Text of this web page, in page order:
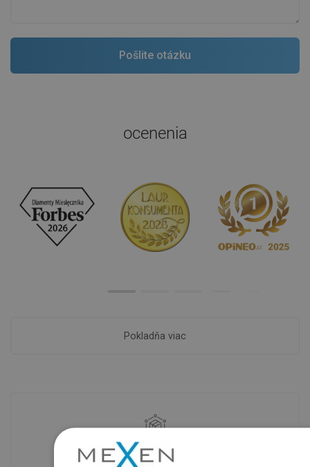
ocenenia
Pokladňa viac
Dostupnosť tovaru
Naše výrobky na vás čakajú v